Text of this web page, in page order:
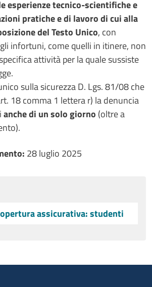
esperienze tecnico-scientifiche e
pratiche e di lavoro di cui alla
del Testo Unico, con
infortuni, come quelli in itinere, non
attività per la quale sussiste
sulla sicurezza D. Lgs. 81/08 che
18 comma 1 lettera r) la denuncia
anche di un solo giorno (oltre a
28 luglio 2025
assicurativa: studenti